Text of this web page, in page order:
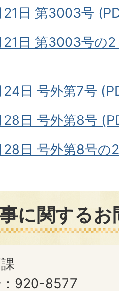
21日 第3003号
21日 第3003号の
日 号外第7号
日 号外第8号
日 号外第8号の
に関する
：920-8577